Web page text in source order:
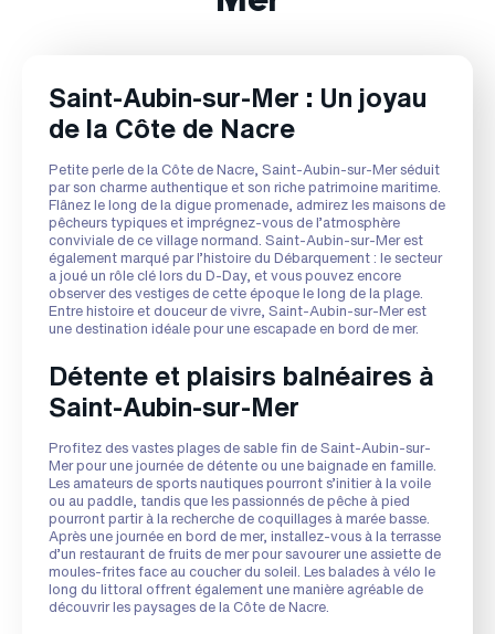
Saint-Aubin-sur-Mer : Un joyau
de la Côte de Nacre
Petite perle de la Côte de Nacre, Saint-Aubin-sur-Mer séduit
par son charme authentique et son riche patrimoine maritime.
Flânez le long de la digue promenade, admirez les maisons de
pêcheurs typiques et imprégnez-vous de l’atmosphère
conviviale de ce village normand. Saint-Aubin-sur-Mer est
également marqué par l’histoire du Débarquement : le secteur
a joué un rôle clé lors du D-Day, et vous pouvez encore
observer des vestiges de cette époque le long de la plage.
Entre histoire et douceur de vivre, Saint-Aubin-sur-Mer est
une destination idéale pour une escapade en bord de mer.
Détente et plaisirs balnéaires à
Saint-Aubin-sur-Mer
Profitez des vastes plages de sable fin de Saint-Aubin-sur-
Mer pour une journée de détente ou une baignade en famille.
Les amateurs de sports nautiques pourront s’initier à la voile
ou au paddle, tandis que les passionnés de pêche à pied
pourront partir à la recherche de coquillages à marée basse.
Après une journée en bord de mer, installez-vous à la terrasse
d’un restaurant de fruits de mer pour savourer une assiette de
moules-frites face au coucher du soleil. Les balades à vélo le
long du littoral offrent également une manière agréable de
découvrir les paysages de la Côte de Nacre.